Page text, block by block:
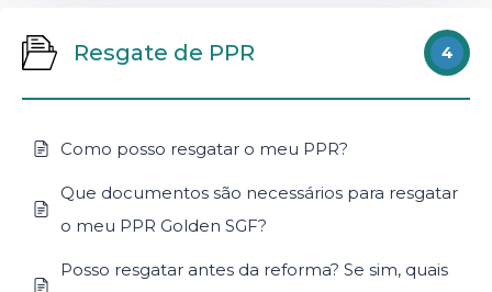
Resgate de PPR 4
Como posso resgatar o meu PPR?
Que documentos são necessários para resgatar
o meu PPR Golden SGF?
Posso resgatar antes da reforma? Se sim, quais